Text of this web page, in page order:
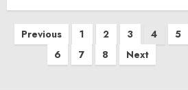
Paginação
Previous 1 2 3 4
5
6
7 8 Next